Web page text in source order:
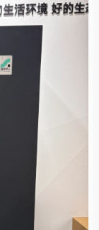
شمال الصين،